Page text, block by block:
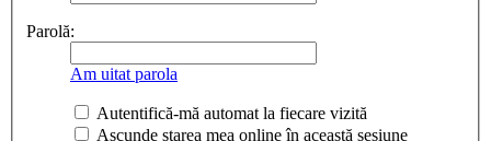
Parolă:
Am uitat parola
Autentifică-mă automat la fiecare vizită
Ascunde starea mea online în această sesiune